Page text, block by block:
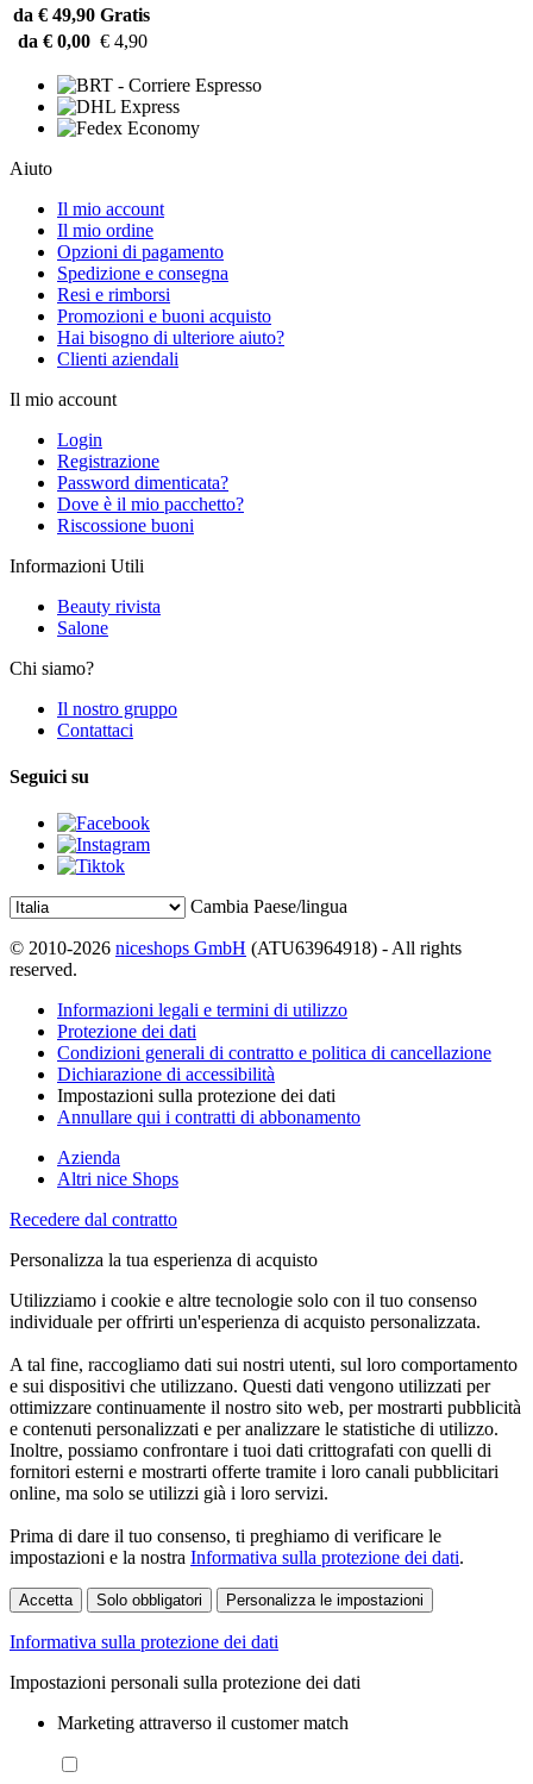
da € 49,90 Gratis
da € 0,00 € 4,90
Aiuto
Il mio account
Il mio ordine
Opzioni di pagamento
Spedizione e consegna
Resi e rimborsi
Promozioni e buoni acquisto
Hai bisogno di ulteriore aiuto?
Clienti aziendali
Il mio account
Login
Registrazione
Password dimenticata?
Dove è il mio pacchetto?
Riscossione buoni
Informazioni Utili
Beauty rivista
Salone
Chi siamo?
Il nostro gruppo
Contattaci
Seguici su
Cambia Paese/lingua
© 2010-2026 niceshops GmbH (ATU63964918) - All rights
reserved.
Informazioni legali e termini di utilizzo
Protezione dei dati
Condizioni generali di contratto e politica di cancellazione
Dichiarazione di accessibilità
Impostazioni sulla protezione dei dati
Annullare qui i contratti di abbonamento
Azienda
Altri nice Shops
Recedere dal contratto
Personalizza la tua esperienza di acquisto
Utilizziamo i cookie e altre tecnologie solo con il tuo consenso
individuale per offrirti un'esperienza di acquisto personalizzata.
A tal fine, raccogliamo dati sui nostri utenti, sul loro comportamento
e sui dispositivi che utilizzano. Questi dati vengono utilizzati per
ottimizzare continuamente il nostro sito web, per mostrarti pubblicità
e contenuti personalizzati e per analizzare le statistiche di utilizzo.
Inoltre, possiamo confrontare i tuoi dati crittografati con quelli di
fornitori esterni e mostrarti offerte tramite i loro canali pubblicitari
online, ma solo se utilizzi già i loro servizi.
Prima di dare il tuo consenso, ti preghiamo di verificare le
impostazioni e la nostra Informativa sulla protezione dei dati.
Accetta Solo obbligatori Personalizza le impostazioni
Informativa sulla protezione dei dati
Impostazioni personali sulla protezione dei dati
Marketing attraverso il customer match